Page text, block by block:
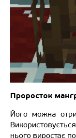
Проросток
Його можна
нього виростає